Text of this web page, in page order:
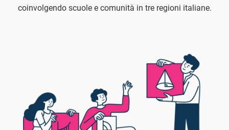
coinvolgendo scuole e comunità in tre regioni italiane.